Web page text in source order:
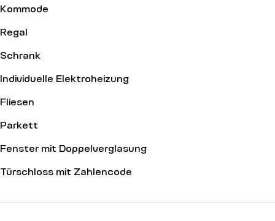
Kommode
Regal
Schrank
Individuelle Elektroheizung
Fliesen
Parkett
Fenster mit Doppelverglasung
Türschloss mit Zahlencode